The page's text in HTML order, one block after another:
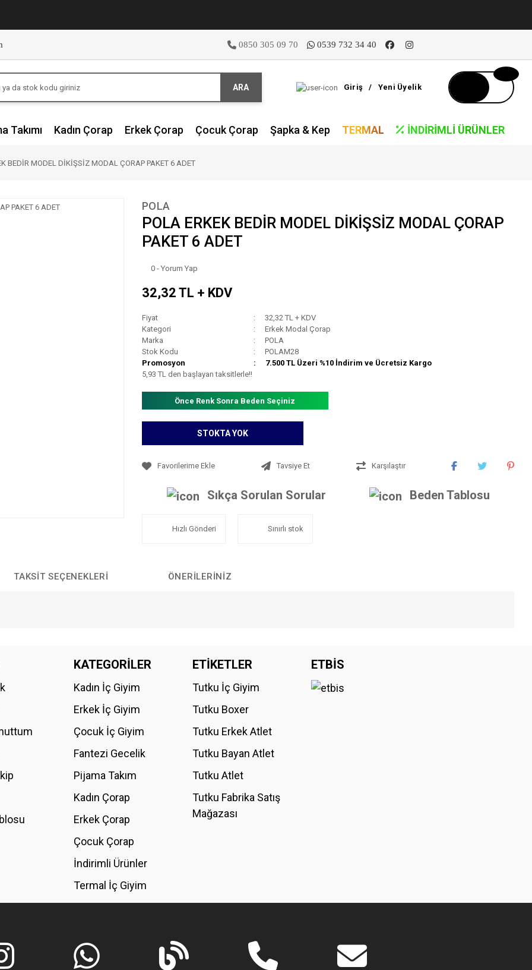
0850 305 09 70 0539 732 34 40
ARA Giriş / Yeni Üyelik
Takımı Kadın Çorap Erkek Çorap Çocuk Çorap Şapka & Kep TERMAL İNDIRIMLI ÜRÜNLER
BEDİR MODEL DİKİŞSİZ MODAL ÇORAP PAKET 6 ADET
POLA
POLA ERKEK BEDİR MODEL DİKİŞSİZ MODAL ÇORAP
PAKET 6 ADET
0 - Yorum Yap
32,32 TL + KDV
Fiyat
32,32 TL + KDV
Kategori
Erkek Modal Çorap
Marka
POLA
Stok Kodu
POLAM28
Promosyon
7.500 TL Üzeri %10 İndirim ve Ücretsiz Kargo
5,93 TL den başlayan taksitlerle!!
Önce Renk Sonra Beden Seçiniz
STOKTA YOK
Tavsiye Et Karşılaştır
Sıkça Sorulan Sorular Beden Tablosu
Hızlı Gönderi Sınırlı stok
TAKSIT SEÇENEKLERI ÖNERILERINIZ
Bu ürüne ilk yorumu siz yapın!
KATEGORİLER
Kadın İç Giyim
Erkek İç Giyim
Çocuk İç Giyim
Fantezi Gecelik
Pijama Takım
Kadın Çorap
Erkek Çorap
Çocuk Çorap
İndirimli Ürünler
Termal İç Giyim
ETİKETLER
Tutku İç Giyim
Tutku Boxer
Tutku Erkek Atlet
Tutku Bayan Atlet
Tutku Atlet
Tutku Fabrika Satış
Mağazası
ETBİS